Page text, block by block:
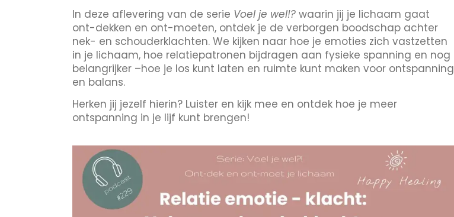
In deze aflevering van de serie Voel je wel!? waarin jij je lichaam gaat
ont-dekken en ont-moeten, ontdek je de verborgen boodschap achter
nek- en schouderklachten. We kijken naar hoe je emoties zich vastzetten
in je lichaam, hoe relatiepatronen bijdragen aan fysieke spanning en nog
belangrijker –hoe je los kunt laten en ruimte kunt maken voor ontspanning
en balans.
Herken jij jezelf hierin? Luister en kijk mee en ontdek hoe je meer
ontspanning in je lijf kunt brengen!